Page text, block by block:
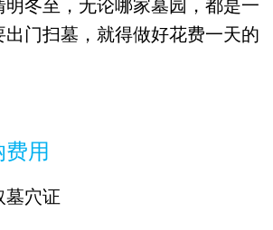
明冬至，无论哪家墓园，都是一
出门扫墓，就得做好花费一天的
用
墓穴证